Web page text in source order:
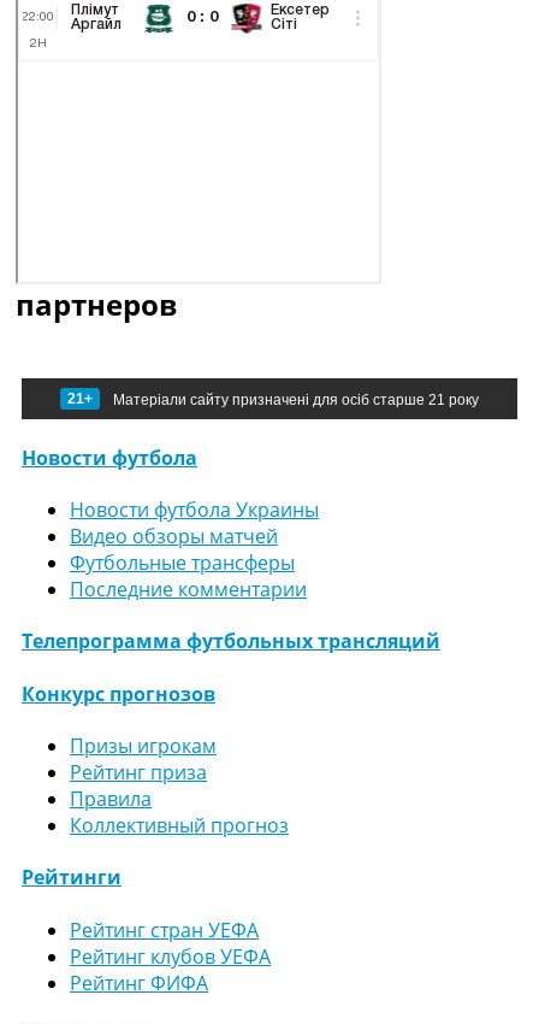
партнеров
21+ Матеріали сайту призначені для осіб старше 21 року
Новости футбола
Новости футбола Украины
Видео обзоры матчей
Футбольные трансферы
Последние комментарии
Телепрограмма футбольных трансляций
Конкурс прогнозов
Призы игрокам
Рейтинг приза
Правила
Коллективный прогноз
Рейтинги
Рейтинг стран УЕФА
Рейтинг клубов УЕФА
Рейтинг ФИФА